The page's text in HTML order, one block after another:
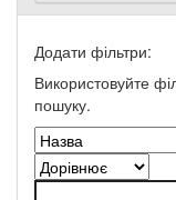
Додати фільтри:
Використовуйте
пошуку.